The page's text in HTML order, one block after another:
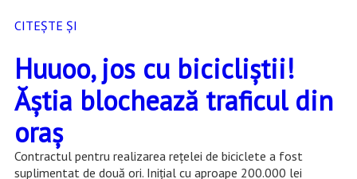
CITEȘTE ȘI
Huuoo, jos cu bicicliștii!
Ăștia blochează traficul din
oraș
Contractul pentru realizarea rețelei de biciclete a fost
suplimentat de două ori. Inițial cu aproape 200.000 lei